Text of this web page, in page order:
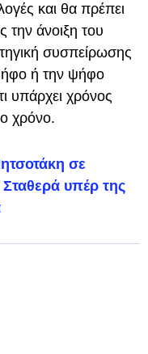
και θα πρέπει
την άνοιξη του
συσπείρωσης
ή την ψήφο
υπάρχει χρόνος
χρόνο.
σε
υπέρ της